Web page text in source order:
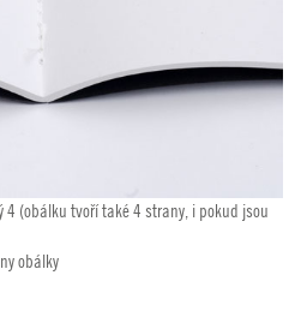
(obálku tvoří také 4 strany, i pokud jsou
obálky